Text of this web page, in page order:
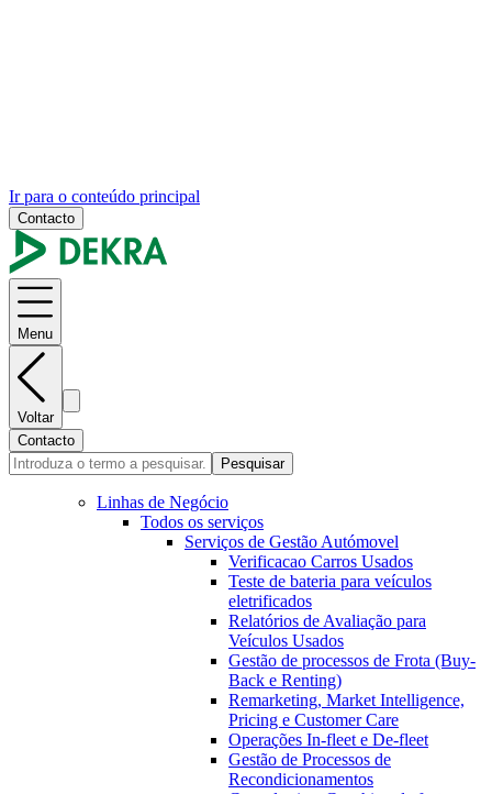
Ir para o conteúdo principal
Contacto
Menu
Voltar
Contacto
Pesquisar
Linhas de Negócio
Todos os serviços
Serviços de Gestão Autómovel
Verificacao Carros Usados
Teste de bateria para veículos
eletrificados
Relatórios de Avaliação para
Veículos Usados
Gestão de processos de Frota (Buy-
Back e Renting)
Remarketing, Market Intelligence,
Pricing e Customer Care
Operações In-fleet e De-fleet
Gestão de Processos de
Recondicionamentos